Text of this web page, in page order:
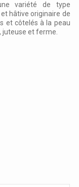
variété de type
hâtive originaire de
et côtelés à la peau
juteuse et ferme.